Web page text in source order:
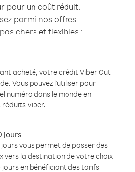
pour un coût réduit.
parmi nos offres
chers et flexibles :
acheté, votre crédit Viber Out
Vous pouvez l'utiliser pour
numéro dans le monde en
Viber.
jours
vous permet de passer des
vers la destination de votre choix
jours en bénéficiant des tarifs